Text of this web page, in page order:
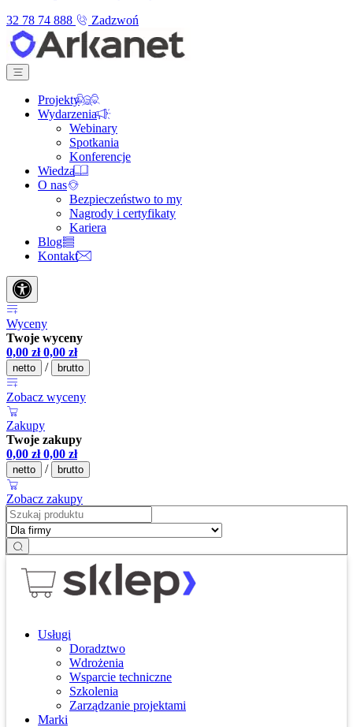
32 78 74 888
Zadzwoń
Projekty
Wydarzenia
Webinary
Spotkania
Konferencje
Wiedza
O nas
Bezpieczeństwo to my
Nagrody i certyfikaty
Kariera
Blog
Kontakt
Wyceny
Twoje wyceny
0,00 zł 0,00 zł
netto / brutto
Zobacz wyceny
Zakupy
Twoje zakupy
0,00 zł 0,00 zł
netto / brutto
Zobacz zakupy
Usługi
Doradztwo
Wdrożenia
Wsparcie techniczne
Szkolenia
Zarządzanie projektami
Marki